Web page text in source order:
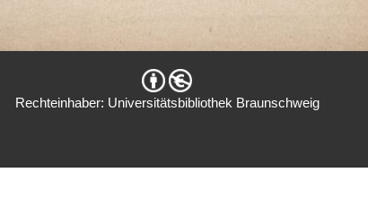
Rechteinhaber: Universitätsbibliothek Braunschweig